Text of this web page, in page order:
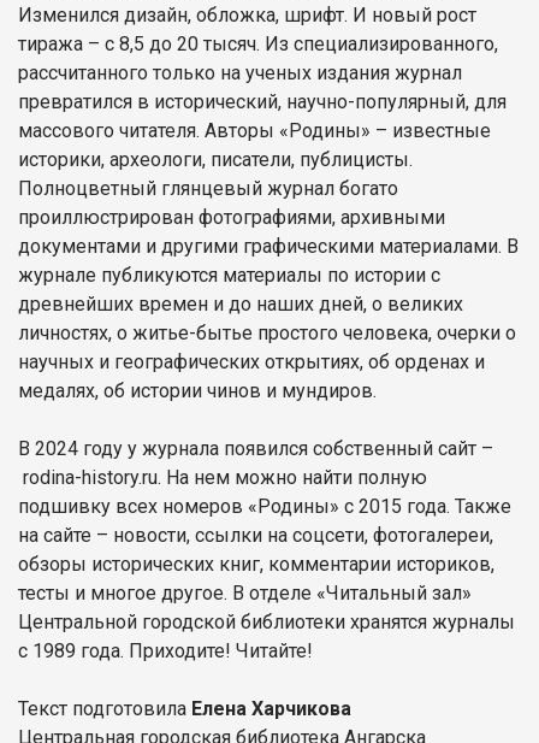
Изменился дизайн, обложка, шрифт. И новый рост
тиража – с 8,5 до 20 тысяч. Из специализированного,
рассчитанного только на ученых издания журнал
превратился в исторический, научно-популярный, для
массового читателя. Авторы «Родины» – известные
историки, археологи, писатели, публицисты.
Полноцветный глянцевый журнал богато
проиллюстрирован фотографиями, архивными
документами и другими графическими материалами. В
журнале публикуются материалы по истории с
древнейших времен и до наших дней, о великих
личностях, о житье-бытье простого человека, очерки о
научных и географических открытиях, об орденах и
медалях, об истории чинов и мундиров.
В 2024 году у журнала появился собственный сайт –
rodina-history.ru. На нем можно найти полную
подшивку всех номеров «Родины» с 2015 года. Также
на сайте – новости, ссылки на соцсети, фотогалереи,
обзоры исторических книг, комментарии историков,
тесты и многое другое. В отделе «Читальный зал»
Центральной городской библиотеки хранятся журналы
с 1989 года. Приходите! Читайте!
Текст подготовила Елена Харчикова
Центральная городская библиотека Ангарска